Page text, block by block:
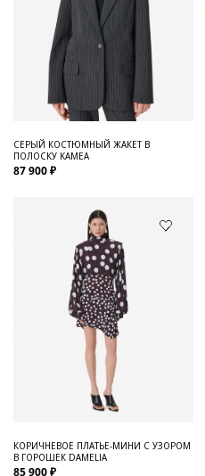
СЕРЫЙ КОСТЮМНЫЙ ЖАКЕТ В
ПОЛОСКУ KAMEA
87 900 ₽
КОРИЧНЕВОЕ ПЛАТЬЕ-МИНИ С УЗОРОМ
В ГОРОШЕК DAMELIA
85 900 ₽